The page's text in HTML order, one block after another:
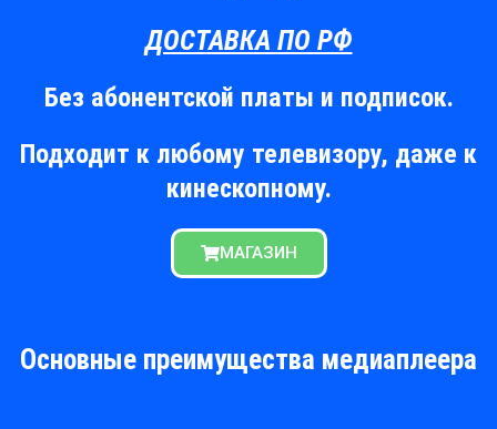
ДОСТАВКА ПО РФ
Без абонентской платы и подписок.
Подходит к любому телевизору, даже к
кинескопному.
МАГАЗИН
Основные преимущества медиаплеера